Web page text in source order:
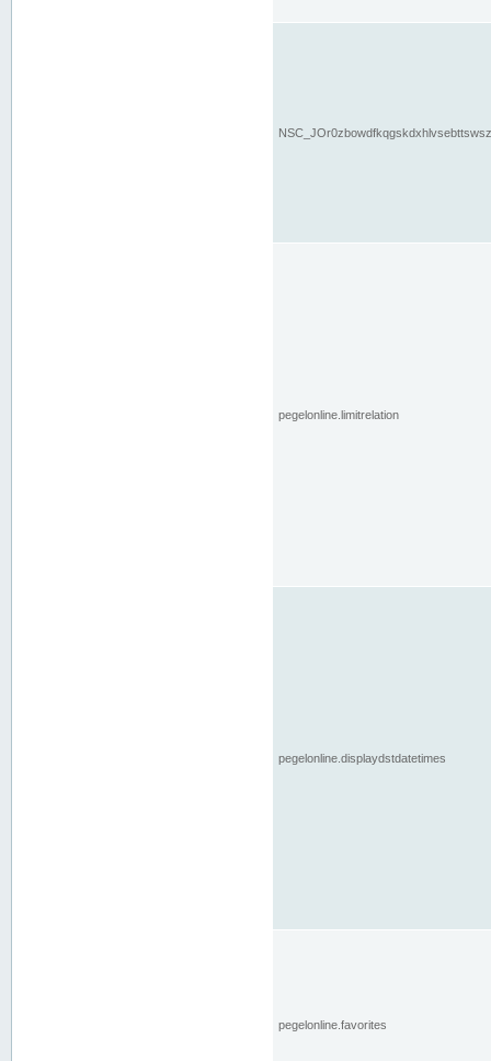
pegelonline.limitrelation
pegelonline.displaydstdatetimes
pegelonline.favorites